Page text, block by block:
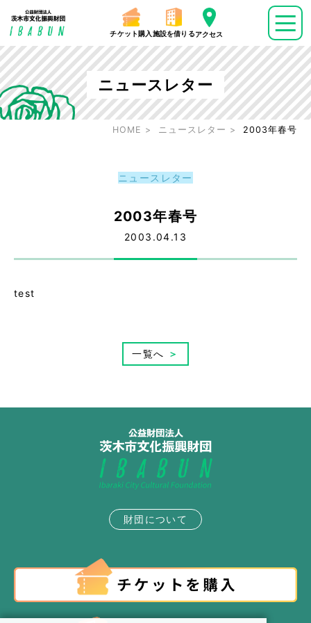
チケット購入 施設を借りるアクセス
ニュースレター
HOME ニュースレター 2003年春号
ニュースレター
2003年春号
2003.04.13
test
一覧へ ＞
財団について